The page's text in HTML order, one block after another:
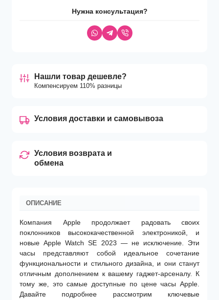
Нужна консультация?
Нашли товар дешевле?
Компенсируем 110% разницы
Условия доставки и самовывоза
Условия возврата и
обмена
ОПИСАНИЕ
Компания Apple продолжает радовать своих
поклонников высококачественной электроникой, и
новые Apple Watch SE 2023 — не исключение. Эти
часы представляют собой идеальное сочетание
функциональности и стильного дизайна, и они станут
отличным дополнением к вашему гаджет-арсеналу. К
тому же, это самые доступные по цене часы Apple.
Давайте подробнее рассмотрим ключевые